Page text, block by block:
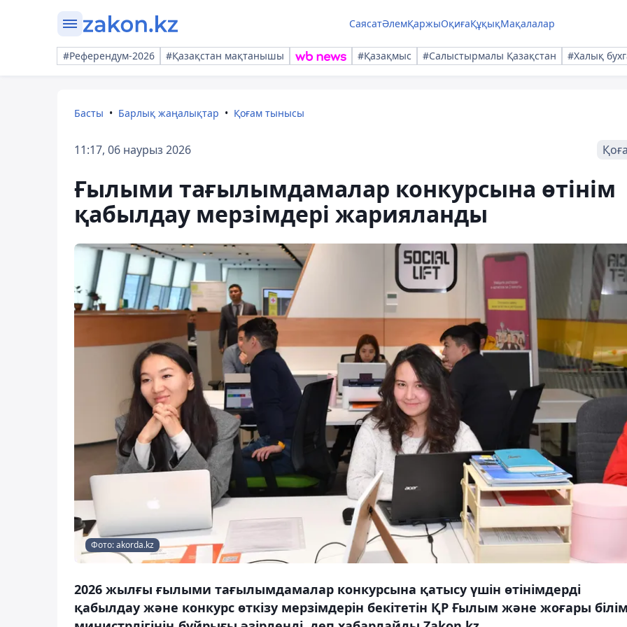
СаясатӘлемҚаржыОқиғаҚұқықМақалалар
#Референдум-2026 #Қазақстан мақтанышы #Қазақмыс #Салыстырмалы Қазақстан #Халық
Басты Барлық жаңалықтар Қоғам тынысы
11:17, 06 наурыз 2026
Ғылыми тағылымдамалар конкурсына өтінім
қабылдау мерзімдері жарияланды
Фото: akorda.kz
2026 жылғы ғылыми тағылымдамалар конкурсына қатысу үшін өтінімдерді
қабылдау және конкурс өткізу мерзімдерін бекітетін ҚР Ғылым және жоғары